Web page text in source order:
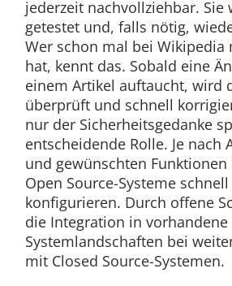
jederzeit nachvollziehbar. Sie
getestet und, falls nötig,
Wer schon mal bei Wikipedia
hat, kennt das. Sobald eine
einem Artikel auftaucht, wird
überprüft und schnell
nur der Sicherheitsgedanke
entscheidende Rolle. Je nach
und gewünschten Funktionen
Open Source-Systeme
konfigurieren. Durch offene
die Integration in vorhandene
Systemlandschaften bei
mit Closed Source-Systemen.